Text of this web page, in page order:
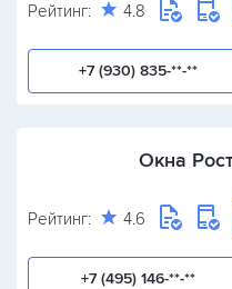
Рейтинг: 4.8
+7 (930) 835-**-**
Окна
Рейтинг: 4.6
+7 (495) 146-**-**